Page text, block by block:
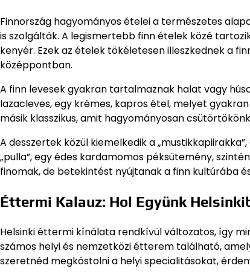
Finnország hagyományos ételei a természetes
is szolgálták. A legismertebb finn ételek közé
kenyér. Ezek az ételek tökéletesen illeszkednek a
középpontban.
A finn levesek gyakran tartalmaznak halat vagy
lazacleves, egy krémes, kapros étel, melyet
másik klasszikus, amit hagyományosan
A desszertek közül kiemelkedik a
„pulla”, egy édes kardamomos péksütemény,
finomak, de betekintést nyújtanak a finn kultúrába
Éttermi Kalauz: Hol Együnk
Helsinki éttermi kínálata rendkívül változatos, így
számos helyi és nemzetközi étterem található,
szeretnéd megkóstolni a helyi specialitásokat,